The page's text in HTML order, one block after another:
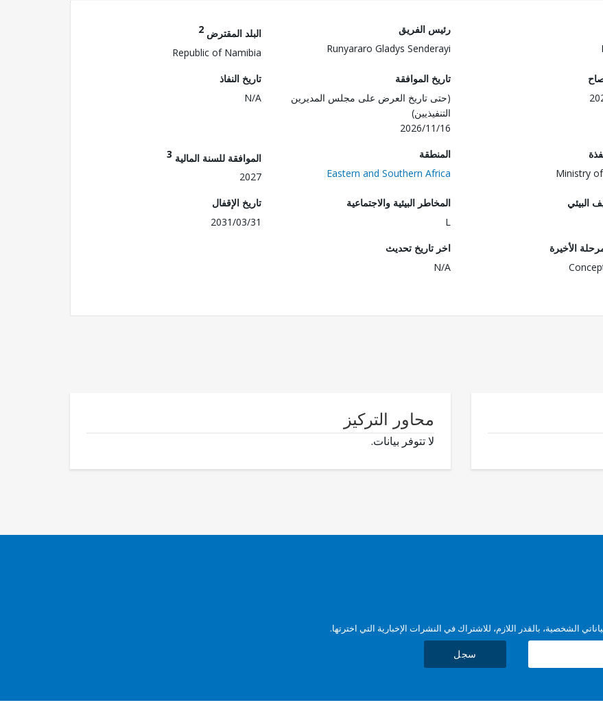
رئيس الفريق
Runyararo Gladys Senderayi
البلد المقترض 2
Republic of Namibia
تاريخ الموافقة
(حتى تاريخ العرض على مجلس المديرين
التنفيذيين)
2026/11/16
تاريخ النفاذ
N/A
Ministry
المنطقة
Eastern and Southern Africa
الموافقة للسنة المالية 3
2027
البيئي
المخاطر البيئية والاجتماعية
L
تاريخ الإقفال
2031/03/31
الأخيرة
اخر تاريخ تحديث
N/A
محاور التركيز
لا تتوفر بيانات.
الشخصية، بالقدر اللازم، للاشتراك في النشرات الإخبارية التي اخترتها.
سجل